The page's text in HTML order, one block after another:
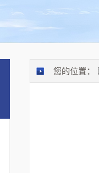
您的位置：